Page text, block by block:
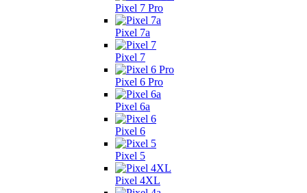
Pixel 7 Pro
Pixel 7a
Pixel 7
Pixel 6 Pro
Pixel 6a
Pixel 6
Pixel 5
Pixel 4XL